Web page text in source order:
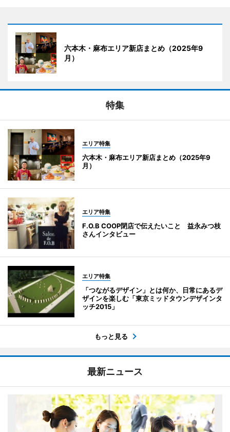
六本木・麻布エリア新店まとめ（2025年9
月）
特集
エリア特集
六本木・麻布エリア新店まとめ（2025年9
月）
エリア特集
F.O.B COOP閉店で伝えたいこと 益永みつ枝
さんインタビュー
エリア特集
「つながるデザイン」とは何か、日常にあるデ
ザインを楽しむ「東京ミッドタウンデザインタ
ッチ2015」
もっと見る
最新ニュース